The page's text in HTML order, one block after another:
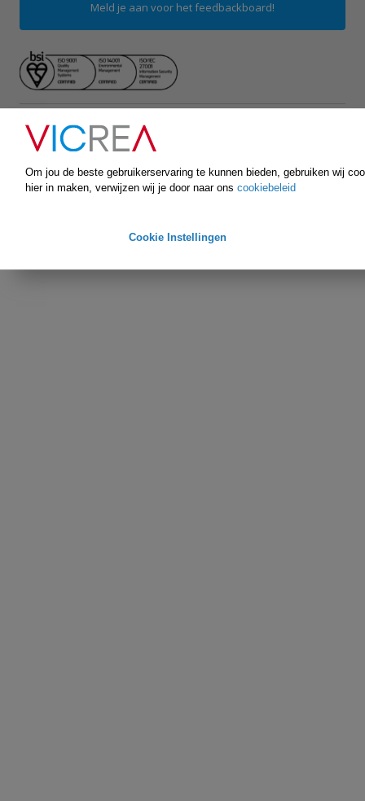
Meld je aan voor het feedbackboard!
Algemene voorwaarden Disclaimer Privacybeleid
Om jou de beste gebruikerservaring te kunnen bieden, gebruiken wij
hier in maken, verwijzen wij je door naar ons cookiebeleid
Cookie Instellingen